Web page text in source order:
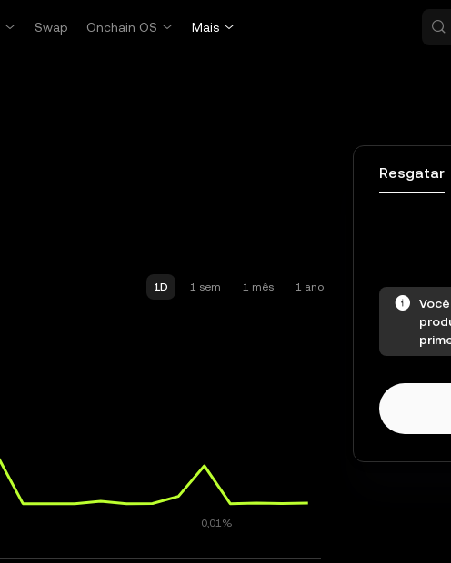
Swap Onchain OS Mais
1D 1 sem 1 mês 1 ano
Resgatar